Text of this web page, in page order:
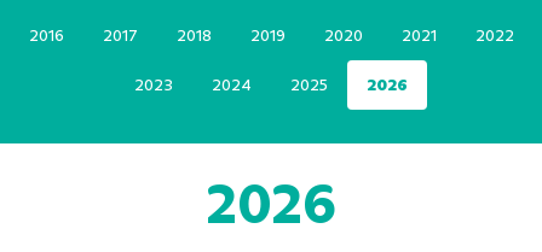
2016 2017 2018 2019 2020 2021 2022
2023 2024 2025 2026
2026